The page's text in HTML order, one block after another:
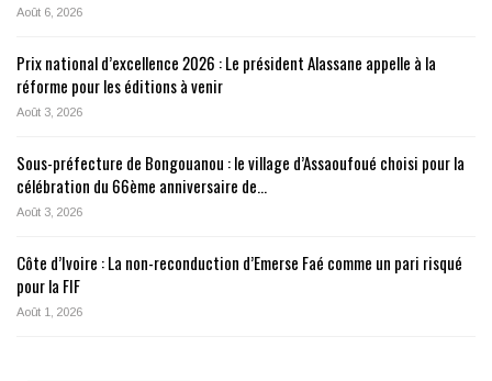
Août 6, 2026
Prix national d’excellence 2026 : Le président Alassane appelle à la
réforme pour les éditions à venir
Août 3, 2026
Sous-préfecture de Bongouanou : le village d’Assaoufoué choisi pour la
célébration du 66ème anniversaire de…
Août 3, 2026
Côte d’Ivoire : La non-reconduction d’Emerse Faé comme un pari risqué
pour la FIF
Août 1, 2026